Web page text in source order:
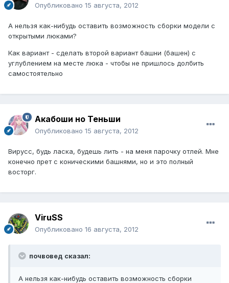
Опубликовано 15 августа, 2012
А нельзя как-нибудь оставить возможность сборки модели с
открытыми люками?
Как вариант - сделать второй вариант башни (башен) с
углублением на месте люка - чтобы не пришлось долбить
самостоятельно
Акабоши но Теньши
Опубликовано 15 августа, 2012
Вирусс, будь ласка, будешь лить - на меня парочку отлей. Мне
конечно прет с коническими башнями, но и это полный
восторг.
ViruSS
Опубликовано 16 августа, 2012
почвовед сказал:
А нельзя как-нибудь оставить возможность сборки